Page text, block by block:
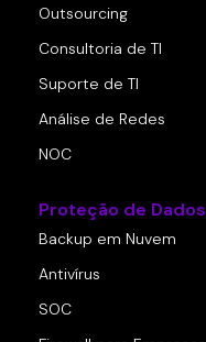
Outsourcing
Consultoria de TI
Suporte de TI
Análise de Redes
NOC
Proteção de Dados
Backup em Nuvem
Antivírus
SOC